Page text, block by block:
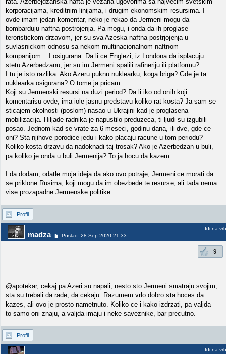
korporacijama, kreditnim linijama, i drugim ekonomskim resursima. I
ovde imam jedan komentar, neko je rekao da Jermeni mogu da
bombarduju naftna postrojenja. Pa mogu, i onda da ih proglase
teroristickom drzavom, jer su sva Azeska naftna postrjojenja u
suvlasnickom odnosu sa nekom multinacionalnom naftnom
kompanijom... I osigurana. Da li ce Englezi, iz Londona da isplacuju
stetu Azerbedzanu, jer su im Jermeni spalili rafineriju ili platformu?
I tu je isto razlika. Ako Azeru puknu nuklearku, koga briga? Gde je ta
nuklearka osigurana? O tome ja pricam.
Koji su Jermenski resursi na duzi period? Da li iko od onih koji
komentarisu ovde, ima iole jasnu predstavu koliko rat kosta? Ja sam se
sticajem okolnosti (poslom) nasao u Ukrajini kad je proglasena
mobilizacija. Hiljade radnika je napustilo preduzeca, ti ljudi su izgubili
posao. Jednom kad se vrate za 6 meseci, godinu dana, ili dve, gde ce
oni? Sta njihove porodice jedu i kako placaju racune u tom periodu?
Koliko kosta drzavu da nadoknadi taj trosak? Ako je Azerbedzan u buli,
pa koliko je onda u buli Jermenija? To ja hocu da kazem.
I da dodam, odatle moja ideja da ako ovo potraje, Jermeni ce morati da
se priklone Rusima, koji mogu da im obezbede te resurse, ali tada nema
vise prozapadne Jermenske politike.
Profil
madza Poslao: 28 Sep 2020 21:33
Idi na vrh
9
@apotekar, cekaj pa Azeri su napali, nesto sto Jermeni smatraju svojim,
sta su trebali da rade, da cekaju. Razumem vrlo dobro sta hoces da
kazes, ali ovo je prosto nametnuto. Koliko ce i kako izdrzati, pa valjda
to samo oni znaju, a valjda imaju i neke saveznike, bar precutno.
Profil
Idi na vrh